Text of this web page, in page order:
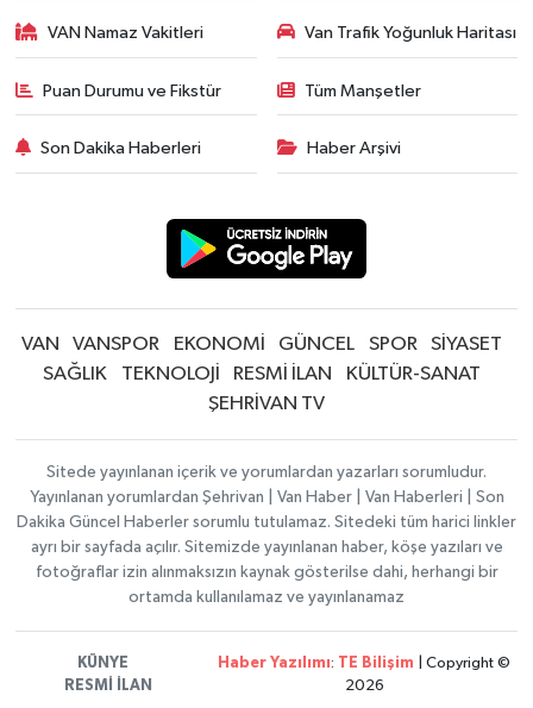
VAN Namaz Vakitleri Van Trafik Yoğunluk Haritası
Puan Durumu ve Fikstür Tüm Manşetler
Son Dakika Haberleri Haber Arşivi
VAN VANSPOR EKONOMİ GÜNCEL SPOR
SİYASET
SAĞLIK
TEKNOLOJİ RESMİ İLAN
KÜLTÜR-SANAT
ŞEHRİVAN TV
Sitede yayınlanan içerik ve yorumlardan yazarları sorumludur.
Yayınlanan yorumlardan Şehrivan | Van Haber | Van Haberleri | Son
Dakika Güncel Haberler sorumlu tutulamaz. Sitedeki tüm harici linkler
ayrı bir sayfada açılır. Sitemizde yayınlanan haber, köşe yazıları ve
fotoğraflar izin alınmaksızın kaynak gösterilse dahi, herhangi bir
ortamda kullanılamaz ve yayınlanamaz
KÜNYE
RESMİ İLAN
Haber Yazılımı: TE Bilişim | Copyright ©
2026